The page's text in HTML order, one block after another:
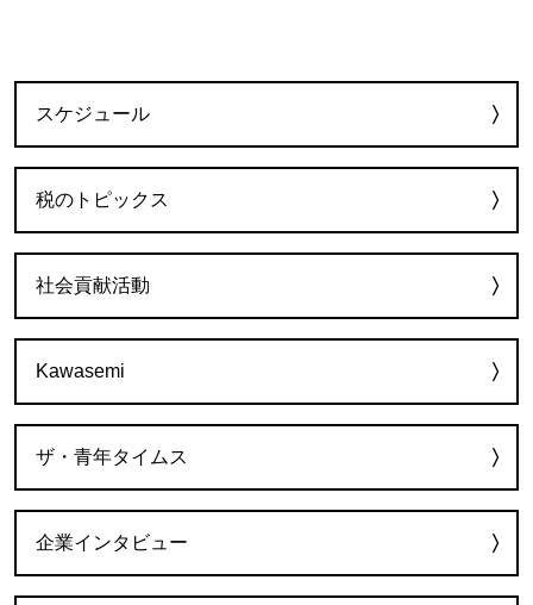
スケジュール
税のトピックス
社会貢献活動
Kawasemi
ザ・青年タイムス
企業インタビュー